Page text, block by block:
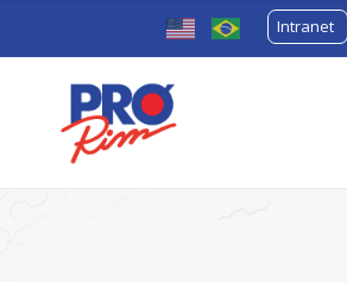
Intranet